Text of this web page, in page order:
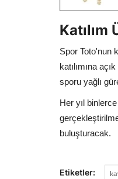
Katılım
Spor Toto'nun
katılımına
sporu yağlı
Her yıl
buluşturacak.
Etiketler: